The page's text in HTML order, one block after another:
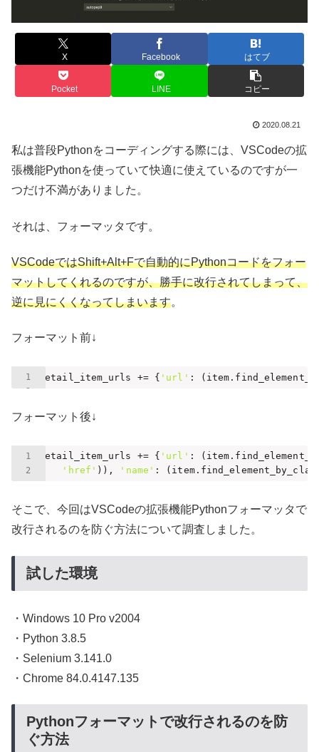
X Facebook はてブ
Pocket LINE コピー
2020.08.21
私は普段Pythonをコーディングする際には、VSCodeの拡
張機能Pythonを使っていて快適に使えているのですが一
つだけ不満がありました。
それは、フォーマッタです。
VSCodeではShift+Alt+Fで自動的にPythonコードをフォー
マットしてくれるのですが、勝手に改行されてしまって、
逆に見にくくなってしまいます。
フォーマット前↓
detail_item_urls += { 'url' :
フォーマット後↓
detail_item_urls += { 'url' :
'href' )), 'name' :
そこで、今回はVSCodeの拡張機能Pythonフォーマッタで
改行されるのを防ぐ方法について調査しました。
試した環境
・Windows 10 Pro v2004
・Python 3.8.5
・Selenium 3.141.0
・Chrome 84.0.4147.135
Pythonフォーマットで改行されるのを防
ぐ方法